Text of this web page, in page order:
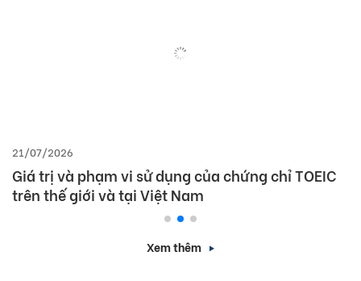
21/07/2026
Giá trị và phạm vi sử dụng của chứng chỉ TOEIC
trên thế giới và tại Việt Nam
Xem thêm